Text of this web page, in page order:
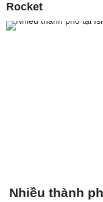
rocket
Nhiều thành